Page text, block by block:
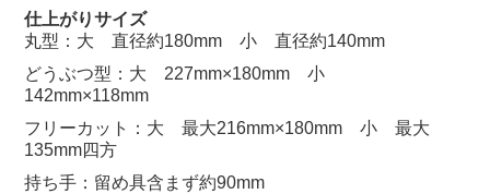
仕上がりサイズ
丸型：大 直径約180mm 小 直径約140mm
どうぶつ型：大 227mm×180mm 小
142mm×118mm
フリーカット：大 最大216mm×180mm 小 最大
135mm四方
持ち手：留め具含まず約90mm